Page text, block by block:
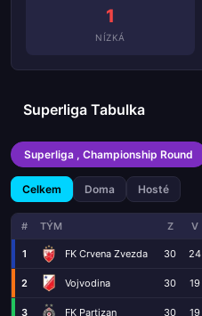
1
NÍZKÁ
Superliga Tabulka
Superliga , Championship Round
Celkem Doma Hosté
# TÝM Z V
1 FK Crvena Zvezda 30 24
2 Vojvodina 30 19
3 FK Partizan 30 19